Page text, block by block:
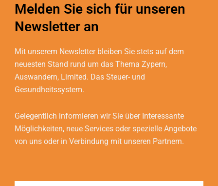
Melden Sie sich für unseren
Newsletter an
Mit unserem Newsletter bleiben Sie stets auf dem
neuesten Stand rund um das Thema Zypern,
Auswandern, Limited. Das Steuer- und
Gesundheitssystem.
Gelegentlich informieren wir Sie über Interessante
Möglichkeiten, neue Services oder spezielle Angebote
von uns oder in Verbindung mit unseren Partnern.